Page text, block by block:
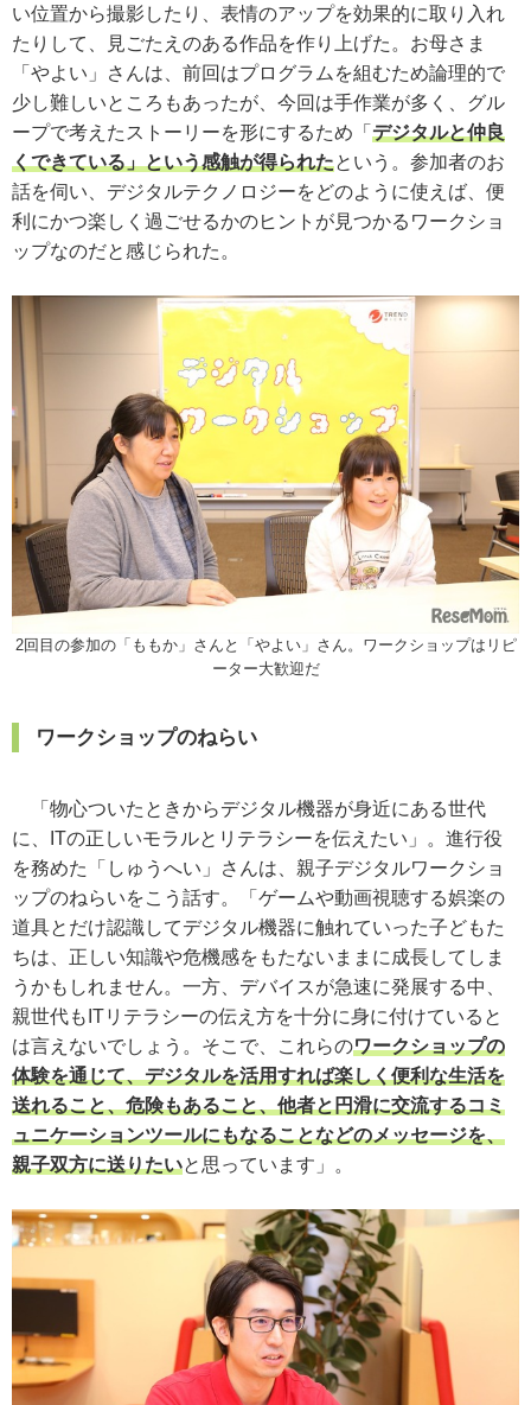
い位置から撮影したり、表情のアップを効果的に取り入れ
たりして、見ごたえのある作品を作り上げた。お母さま
「やよい」さんは、前回はプログラムを組むため論理的で
少し難しいところもあったが、今回は手作業が多く、グル
ープで考えたストーリーを形にするため「 デジタルと仲良
くできている」という感触が得られたという。参加者のお
話を伺い、デジタルテクノロジーをどのように使えば、便
利にかつ楽しく過ごせるかのヒントが見つかるワークショ
ップなのだと感じられた。
2回目の参加の「ももか」さんと「やよい」さん。ワークショップはリピ
ーター大歓迎だ
ワークショップのねらい
「物心ついたときからデジタル機器が身近にある世代
に、ITの正しいモラルとリテラシーを伝えたい」。進行役
を務めた「しゅうへい」さんは、親子デジタルワークショ
ップのねらいをこう話す。「ゲームや動画視聴する娯楽の
道具とだけ認識してデジタル機器に触れていった子どもた
ちは、正しい知識や危機感をもたないままに成長してしま
うかもしれません。一方、デバイスが急速に発展する中、
親世代もITリテラシーの伝え方を十分に身に付けていると
は言えないでしょう。そこで、これらのワークショップの
体験を通じて、デジタルを活用すれば楽しく便利な生活を
送れること、危険もあること、他者と円滑に交流するコミ
ュニケーションツールにもなることなどのメッセージを、
親子双方に送りたいと思っています」。